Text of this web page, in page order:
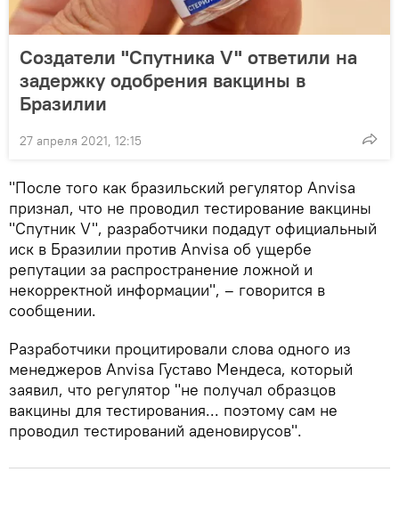
Создатели "Спутника V" ответили на
задержку одобрения вакцины в
Бразилии
27 апреля 2021, 12:15
"После того как бразильский регулятор Anvisa
признал, что не проводил тестирование вакцины
"Спутник V", разработчики подадут официальный
иск в Бразилии против Anvisa об ущербе
репутации за распространение ложной и
некорректной информации", – говорится в
сообщении.
Разработчики процитировали слова одного из
менеджеров Anvisa Густаво Мендеса, который
заявил, что регулятор "не получал образцов
вакцины для тестирования... поэтому сам не
проводил тестирований аденовирусов".